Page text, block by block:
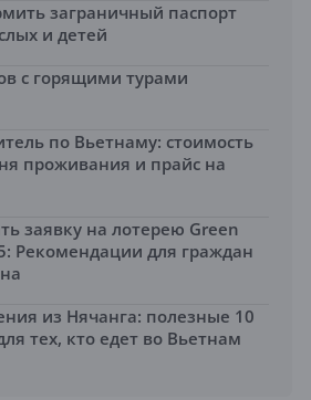
заграничный паспорт
и детей
с горящими турами
по Вьетнаму: стоимость
проживания и прайс на
заявку на лотерею Green
Рекомендации для граждан
из Нячанга: полезные 10
тех, кто едет во Вьетнам